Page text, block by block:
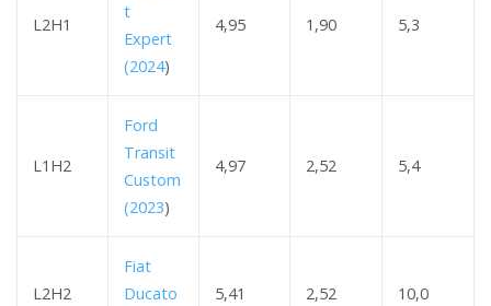
L2H1
t
Expert
(2024)
4,95 1,90 5,3
L1H2
Ford
Transit
Custom
(2023)
4,97 2,52 5,4
L2H2
Fiat
Ducato
5,41 2,52 10,0